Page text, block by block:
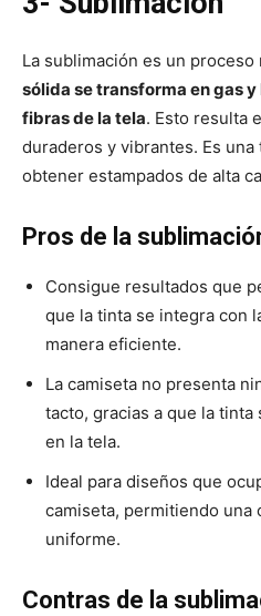
La sublimación es un proceso
sólida se transforma en gas
fibras de la tela. Esto resulta
duraderos y vibrantes. Es
obtener estampados de alta
Pros de la
Consigue resultados que
que la tinta se integra con
manera eficiente.
La camiseta no presenta
tacto, gracias a que la
en la tela.
Ideal para diseños que
camiseta, permitiendo una
uniforme.
Contras de la